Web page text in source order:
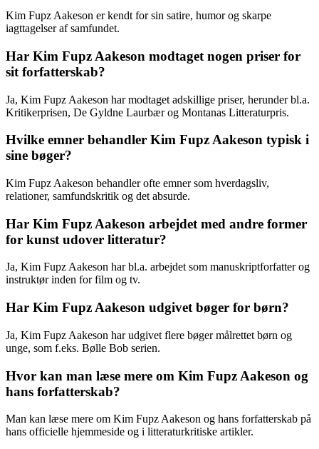
Kim Fupz Aakeson er kendt for sin satire, humor og skarpe
iagttagelser af samfundet.
Har Kim Fupz Aakeson modtaget nogen priser for
sit forfatterskab?
Ja, Kim Fupz Aakeson har modtaget adskillige priser, herunder bl.a.
Kritikerprisen, De Gyldne Laurbær og Montanas Litteraturpris.
Hvilke emner behandler Kim Fupz Aakeson typisk i
sine bøger?
Kim Fupz Aakeson behandler ofte emner som hverdagsliv,
relationer, samfundskritik og det absurde.
Har Kim Fupz Aakeson arbejdet med andre former
for kunst udover litteratur?
Ja, Kim Fupz Aakeson har bl.a. arbejdet som manuskriptforfatter og
instruktør inden for film og tv.
Har Kim Fupz Aakeson udgivet bøger for børn?
Ja, Kim Fupz Aakeson har udgivet flere bøger målrettet børn og
unge, som f.eks. Bølle Bob serien.
Hvor kan man læse mere om Kim Fupz Aakeson og
hans forfatterskab?
Man kan læse mere om Kim Fupz Aakeson og hans forfatterskab på
hans officielle hjemmeside og i litteraturkritiske artikler.